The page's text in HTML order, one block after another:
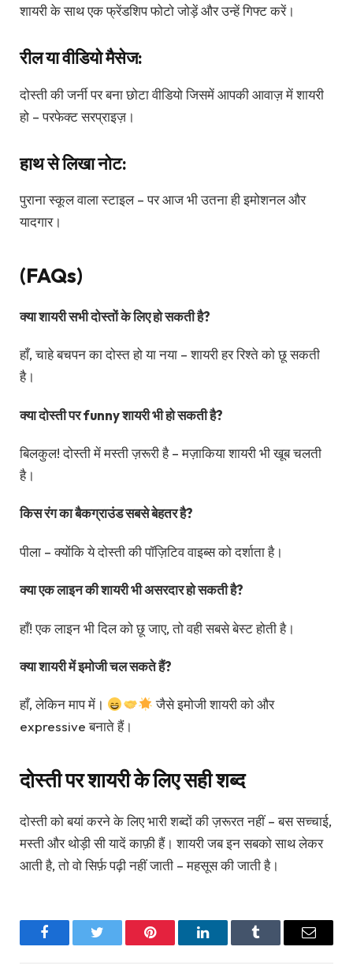
शायरी के साथ एक फ्रेंडशिप फोटो जोड़ें और उन्हें गिफ्ट करें।
रील या वीडियो मैसेज:
दोस्ती की जर्नी पर बना छोटा वीडियो जिसमें आपकी आवाज़ में शायरी
हो – परफेक्ट सरप्राइज़।
हाथ से लिखा नोट:
पुराना स्कूल वाला स्टाइल – पर आज भी उतना ही इमोशनल और
यादगार।
(FAQs)
क्या शायरी सभी दोस्तों के लिए हो सकती है?
हाँ, चाहे बचपन का दोस्त हो या नया – शायरी हर रिश्ते को छू सकती
है।
क्या दोस्ती पर funny शायरी भी हो सकती है?
बिलकुल! दोस्ती में मस्ती ज़रूरी है – मज़ाकिया शायरी भी खूब चलती
है।
किस रंग का बैकग्राउंड सबसे बेहतर है?
पीला – क्योंकि ये दोस्ती की पॉज़िटिव वाइब्स को दर्शाता है।
क्या एक लाइन की शायरी भी असरदार हो सकती है?
हाँ! एक लाइन भी दिल को छू जाए, तो वही सबसे बेस्ट होती है।
क्या शायरी में इमोजी चल सकते हैं?
हाँ, लेकिन माप में।
जैसे इमोजी शायरी को और
expressive बनाते हैं।
दोस्ती पर शायरी के लिए सही शब्द
दोस्ती को बयां करने के लिए भारी शब्दों की ज़रूरत नहीं – बस सच्चाई,
मस्ती और थोड़ी सी यादें काफ़ी हैं। शायरी जब इन सबको साथ लेकर
आती है, तो वो सिर्फ़ पढ़ी नहीं जाती – महसूस की जाती है।
FacebookTwitter Pinterest LinkedInTumblr Email